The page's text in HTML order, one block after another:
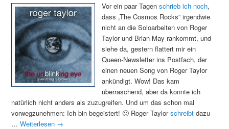
Vor ein paar Tagenschrieb ich noch,
dass „The Cosmos Rocks“ irgendwie
nicht an die Soloarbeiten von Roger
Taylor und Brian May rankommt, und
siehe da, gestern flattert mir ein
Queen-Newsletter ins Postfach, der
einen neuen Song von Roger Taylor
ankündigt. Wow! Das kam
überraschend, aber da konnte ich
natürlich nicht anders als zuzugreifen. Und um das schon mal
vorwegzunehmen: Ich bin begeistert! 🙂 Roger Taylorschreibt dazu
…Weiterlesen →